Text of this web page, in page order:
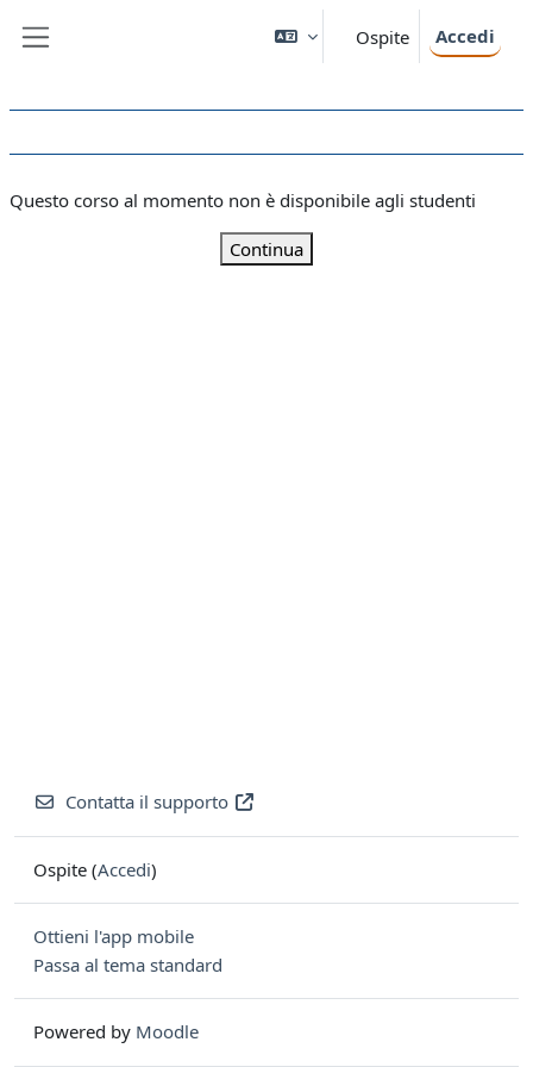
Ospite Accedi
Questo corso al momento non è disponibile agli studenti
Continua
Contatta il supporto
Ospite (Accedi)
Ottieni l'app mobile
Passa al tema standard
Powered by Moodle